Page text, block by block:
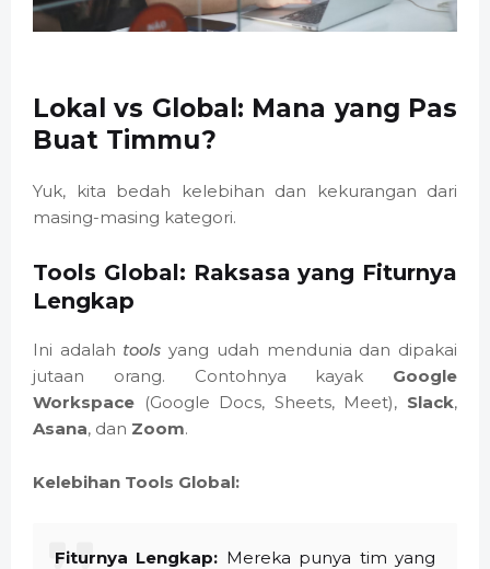
Lokal vs Global: Mana yang Pas
Buat Timmu?
Yuk, kita bedah kelebihan dan kekurangan dari
masing-masing kategori.
Tools Global: Raksasa yang Fiturnya
Lengkap
Ini adalah tools yang udah mendunia dan dipakai
jutaan orang. Contohnya kayak Google
Workspace (Google Docs, Sheets, Meet), Slack,
Asana, dan Zoom.
Kelebihan Tools Global:
Fiturnya Lengkap: Mereka punya tim yang